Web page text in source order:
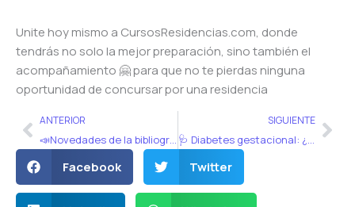
Unite hoy mismo a CursosResidencias.com, donde
tendrás no solo la mejor preparación, sino también el
acompañamiento 🤗 para que no te pierdas ninguna
oportunidad de concursar por una residencia
AntANTERIOR
📣Novedades de la bibliografía para el examen único 2023 📚
SIGUIENTE
🩺 Diabetes gestacional: ¿Priorizamos la guía de MSal o el Schwarcz 7 ed?🤔
Facebook Twitter